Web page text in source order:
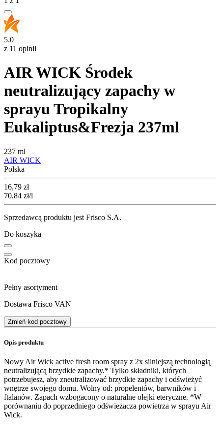
5.0
z 11 opinii
AIR WICK Środek
neutralizujący zapachy w
sprayu Tropikalny
Eukaliptus&Frezja 237ml
237 ml
AIR WICK
Polska
Cena
16,79 zł
70,84 zł/l
Sprzedawcą produktu jest Frisco S.A.
Do koszyka
Kod pocztowy
Pełny asortyment
Dostawa Frisco VAN
Zmień kod pocztowy
Opis produktu
Nowy Air Wick active fresh room spray z 2x silniejszą technologią
neutralizującą brzydkie zapachy.* Tylko składniki, których
potrzebujesz, aby zneutralizować brzydkie zapachy i odświeżyć
wnętrze swojego domu. Wolny od: propelentów, barwników i
ftalanów. Zapach wzbogacony o naturalne olejki eteryczne. *W
porównaniu do poprzedniego odświeżacza powietrza w sprayu Air
Wick.